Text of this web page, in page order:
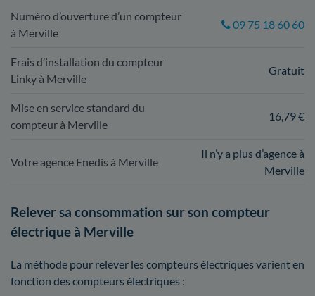
Numéro d’ouverture d’un compteur
à Merville
09 75 18 60 60
Frais d’installation du compteur
Linky à Merville
Gratuit
Mise en service standard du
compteur à Merville
16,79 €
Votre agence Enedis à Merville
Il n’y a plus d’agence à
Merville
Relever sa consommation sur son compteur
électrique à Merville
La méthode pour relever les compteurs électriques varient en
fonction des compteurs électriques :